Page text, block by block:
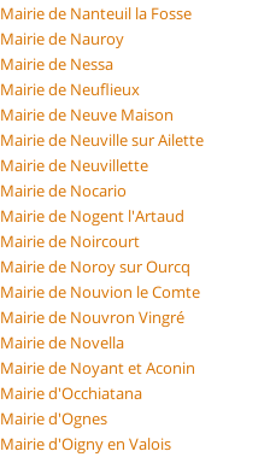
Mairie de Nanteuil la Fosse
Mairie de Nauroy
Mairie de Nessa
Mairie de Neuflieux
Mairie de Neuve Maison
Mairie de Neuville sur Ailette
Mairie de Neuvillette
Mairie de Nocario
Mairie de Nogent l'Artaud
Mairie de Noircourt
Mairie de Noroy sur Ourcq
Mairie de Nouvion le Comte
Mairie de Nouvron Vingré
Mairie de Novella
Mairie de Noyant et Aconin
Mairie d'Occhiatana
Mairie d'Ognes
Mairie d'Oigny en Valois